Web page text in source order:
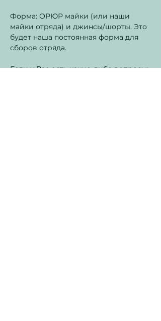
Форма: ОРЮР майки (или наши
майки отряда) и джинсы/шорты. Это
будет наша постоянная форма для
сборов отряда.
Если у Вас есть какие-либо вопросы: